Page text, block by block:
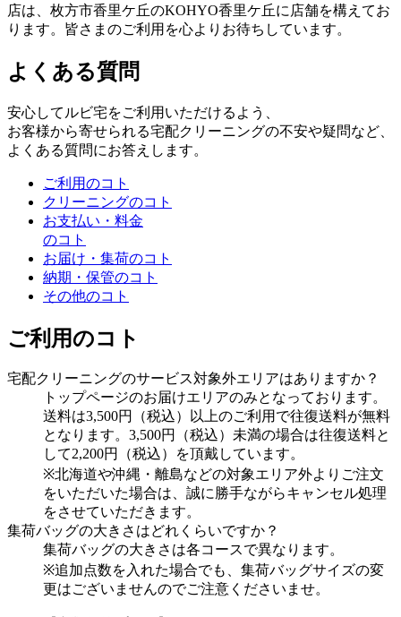
店は、枚方市香里ケ丘のKOHYO香里ケ丘に店舗を構えてお
ります。皆さまのご利用を心よりお待ちしています。
よくある質問
安心してルビ宅をご利用いただけるよう、
お客様から寄せられる宅配クリーニングの不安や疑問など、
よくある質問にお答えします。
ご利用のコト
クリーニングのコト
お支払い・料金
のコト
お届け・集荷のコト
納期・保管のコト
その他のコト
ご利用のコト
宅配クリーニングのサービス対象外エリアはありますか？
トップページのお届けエリアのみとなっております。
送料は3,500円（税込）以上のご利用で往復送料が無料
となります。3,500円（税込）未満の場合は往復送料と
して2,200円（税込）を頂戴しています。
※北海道や沖縄・離島などの対象エリア外よりご注文
をいただいた場合は、誠に勝手ながらキャンセル処理
をさせていただきます。
集荷バッグの大きさはどれくらいですか？
集荷バッグの大きさは各コースで異なります。
※追加点数を入れた場合でも、集荷バッグサイズの変
更はございませんのでご注意くださいませ。